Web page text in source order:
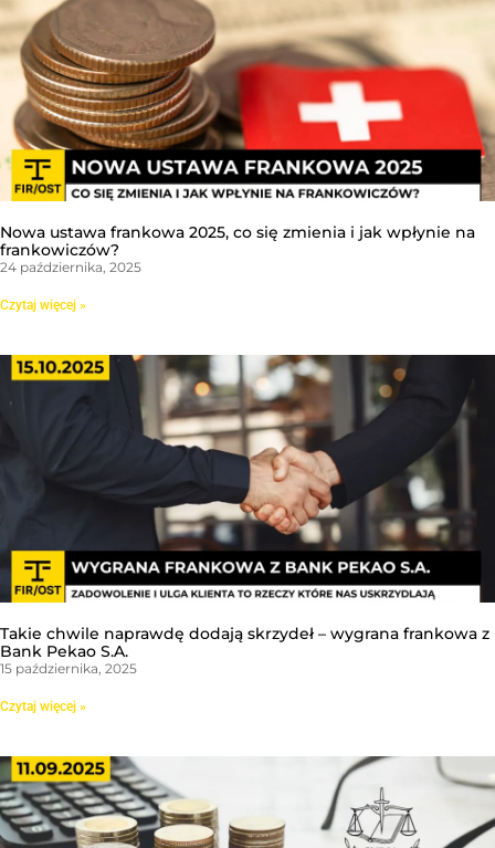
Nowa ustawa frankowa 2025, co się zmienia i jak wpłynie na
frankowiczów?
24 października, 2025
Czytaj więcej »
Takie chwile naprawdę dodają skrzydeł – wygrana frankowa z
Bank Pekao S.A.
15 października, 2025
Czytaj więcej »